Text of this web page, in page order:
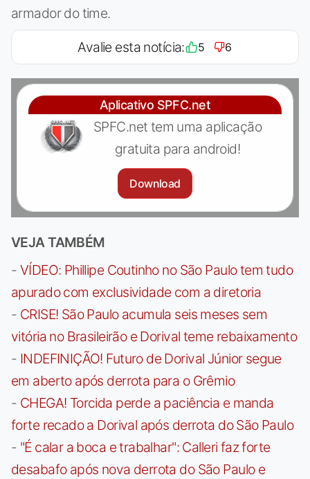
armador do time.
Avalie esta notícia: 5 6
Aplicativo SPFC.net
SPFC.net tem uma aplicação
gratuita para android!
Download
VEJA TAMBÉM
- VÍDEO: Phillipe Coutinho no São Paulo tem tudo
apurado com exclusividade com a diretoria
- CRISE! São Paulo acumula seis meses sem
vitória no Brasileirão e Dorival teme rebaixamento
- INDEFINIÇÃO! Futuro de Dorival Júnior segue
em aberto após derrota para o Grêmio
- CHEGA! Torcida perde a paciência e manda
forte recado a Dorival após derrota do São Paulo
- "É calar a boca e trabalhar": Calleri faz forte
desabafo após nova derrota do São Paulo e